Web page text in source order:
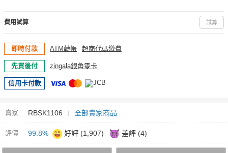
費用試算 試算
即時付款 ATM轉帳 超商代碼繳費
先買後付 zingala銀角零卡
信用卡付款
賣家 RBSK1106 全部賣家商品
評價 99.8% 好評 (1,907) 差評 (4)